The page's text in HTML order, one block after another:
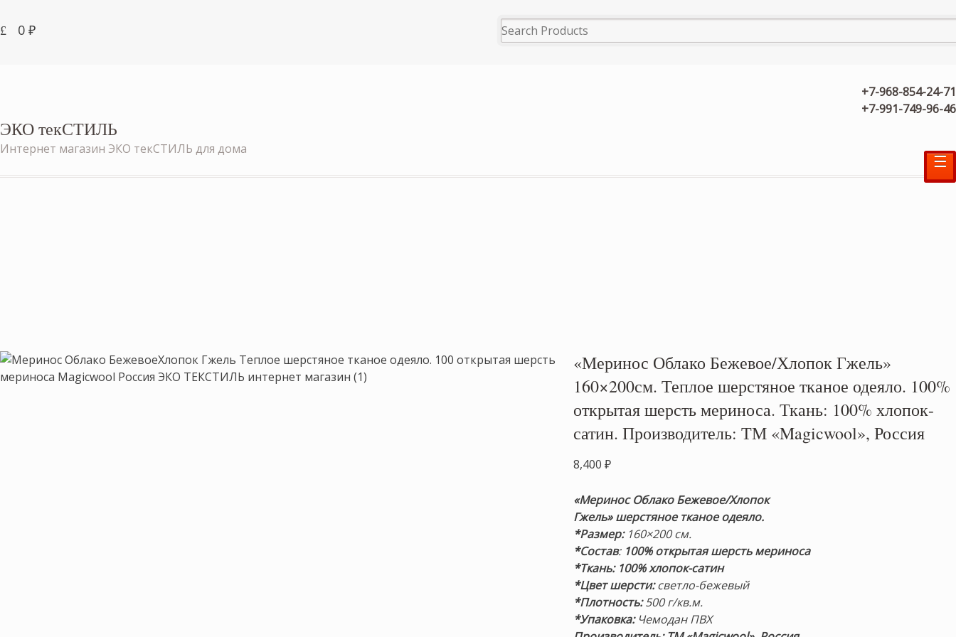
0₽
+7-968-854-24-71
+7-991-749-96-46
ЭКО текСТИЛЬ
Интернет магазин ЭКО текСТИЛЬ для дома
☰
«Меринос Облако Бежевое/Хлопок Гжель»
160×200см. Теплое шерстяное тканое одеяло. 100%
открытая шерсть мериноса. Ткань: 100% хлопок-
сатин. Производитель: ТМ «Magicwool», Россия
8,400₽
«Меринос Облако Бежевое/Хлопок
Гжель»шерстяное тканое одеяло.
*Размер:160×200 см.
*Состав: 100% открытая шерсть мериноса
*Ткань: 100% хлопок-сатин
*Цвет шерсти:светло-бежевый
*Плотность:500 г/кв.м.
*Упаковка: Чемодан ПВХ